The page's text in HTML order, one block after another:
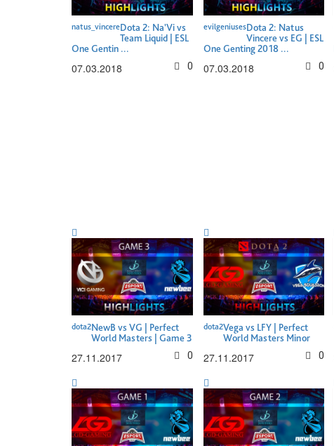
natus_vincereDota 2: Na'Vi vs
Team Liquid | ESL
One Gentin ...
07.03.2018 0
evilgeniusesDota 2: Natus
Vincere vs EG | ESL
One Genting 2018 ...
07.03.2018 0
dota2NewB vs VG | Perfect
World Masters | Game 3
27.11.2017 0
dota2Vega vs LFY | Perfect
World Masters Minor
27.11.2017 0